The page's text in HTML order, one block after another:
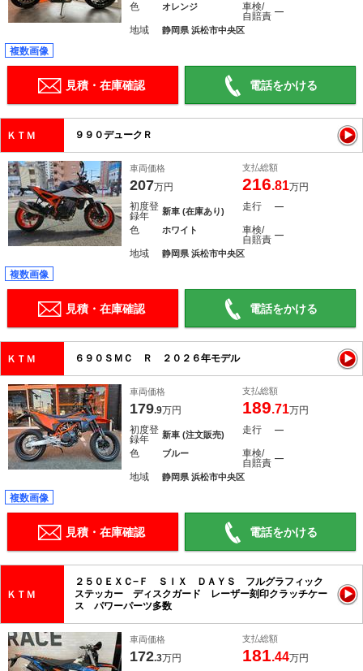
色 オレンジ
車検/
自賠責 ―
地域 静岡県 浜松市中央区
複数画像
見積・在庫確認 電話をかける
ＫＴＭ ９９０デュークＲ
車両価格
207万円
支払総額
216.81万円
初度登
録年
新車 (在庫あり) 走行 ―
色 ホワイト
車検/
自賠責 ―
地域 静岡県 浜松市中央区
複数画像
見積・在庫確認 電話をかける
ＫＴＭ ６９０ＳＭＣ Ｒ ２０２６年モデル
車両価格
179.9万円
支払総額
189.71万円
初度登
録年
新車 (注文販売) 走行 ―
色 ブルー
車検/
自賠責 ―
地域 静岡県 浜松市中央区
複数画像
見積・在庫確認 電話をかける
ＫＴＭ
２５０ＥＸＣ−Ｆ ＳＩＸ ＤＡＹＳ フルグラフィック
ステッカー ディスクガード レーザー刻印クラッチケー
ス パワーパーツ多数
車両価格
172.3万円
支払総額
181.44万円